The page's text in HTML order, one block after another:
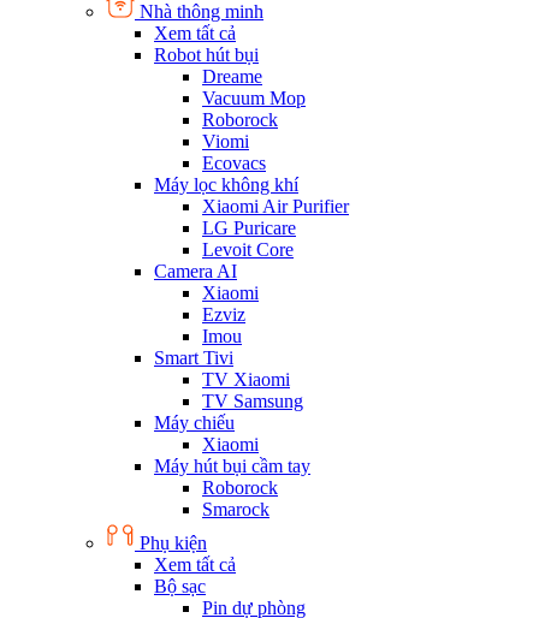
Nhà thông minh
Xem tất cả
Robot hút bụi
Dreame
Vacuum Mop
Roborock
Viomi
Ecovacs
Máy lọc không khí
Xiaomi Air Purifier
LG Puricare
Levoit Core
Camera AI
Xiaomi
Ezviz
Imou
Smart Tivi
TV Xiaomi
TV Samsung
Máy chiếu
Xiaomi
Máy hút bụi cầm tay
Roborock
Smarock
Phụ kiện
Xem tất cả
Bộ sạc
Pin dự phòng